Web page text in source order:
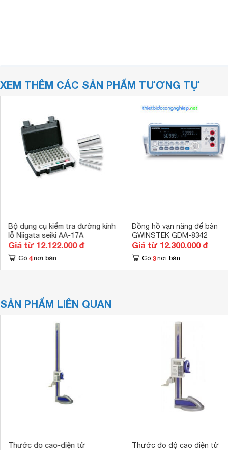
XEM THÊM CÁC SẢN PHẨM TƯƠNG TỰ
Bộ dụng cụ kiểm tra đường kính
lỗ Niigata seiki AA-17A
Giá từ 12.122.000 đ
Có 4 nơi bán
Đồng hồ vạn năng để bàn
GWINSTEK GDM-8342
Giá từ 12.300.000 đ
Có 3 nơi bán
SẢN PHẨM LIÊN QUAN
Thước đo cao-điện tử
Thước đo độ cao điện tử